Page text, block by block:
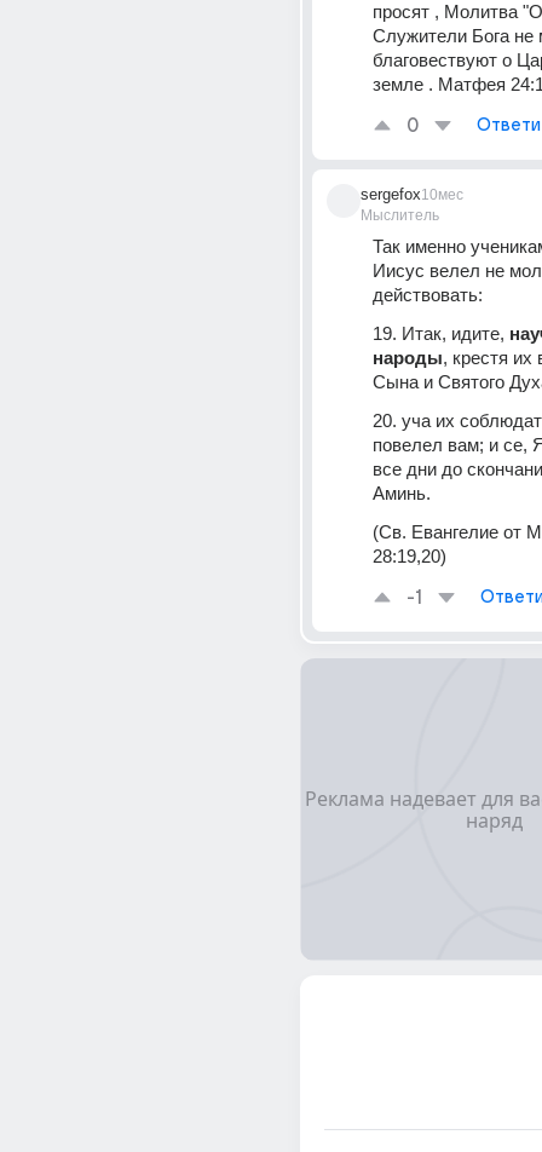
просят , Молитва
Служители Бога не
благовествуют о
земле . Матфея
0
sergefox
Мыслитель
10мес
Так именно
Иисус велел не
действовать:
19. Итак, идите,
народы, крестя
Сына и Святого
20. уча их
повелел вам; и се,
все дни до
Аминь.
(Св. Евангелие от
28:19,20)
-1